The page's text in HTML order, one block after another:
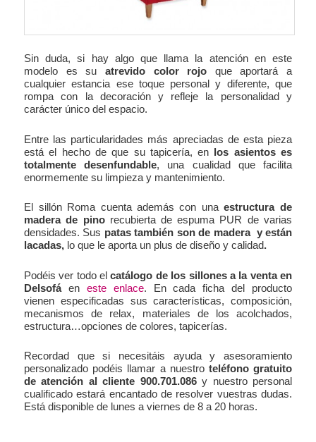
Sin duda, si hay algo que llama la atención en este
modelo es su atrevido color rojo que aportará a
cualquier estancia ese toque personal y diferente, que
rompa con la decoración y refleje la personalidad y
carácter único del espacio.
Entre las particularidades más apreciadas de esta pieza
está el hecho de que su tapicería, en los asientos es
totalmente desenfundable, una cualidad que facilita
enormemente su limpieza y mantenimiento.
El sillón Roma cuenta además con unaestructura de
madera de pinorecubierta de espuma PUR de varias
densidades. Sus patas también son de madera y están
lacadas, lo que le aporta un plus de diseño y calidad.
Podéis ver todo elcatálogo de los sillones a la venta en
Delsofáen este enlace. En cada ficha del producto
vienen especificadas sus características, composición,
mecanismos de relax, materiales de los acolchados,
estructura…opciones de colores, tapicerías.
Recordad que si necesitáis ayuda y asesoramiento
personalizado podéis llamar a nuestro teléfono gratuito
de atención al cliente 900.701.086y nuestro personal
cualificado estará encantado de resolver vuestras dudas.
Está disponible de lunes a viernes de 8 a 20 horas.